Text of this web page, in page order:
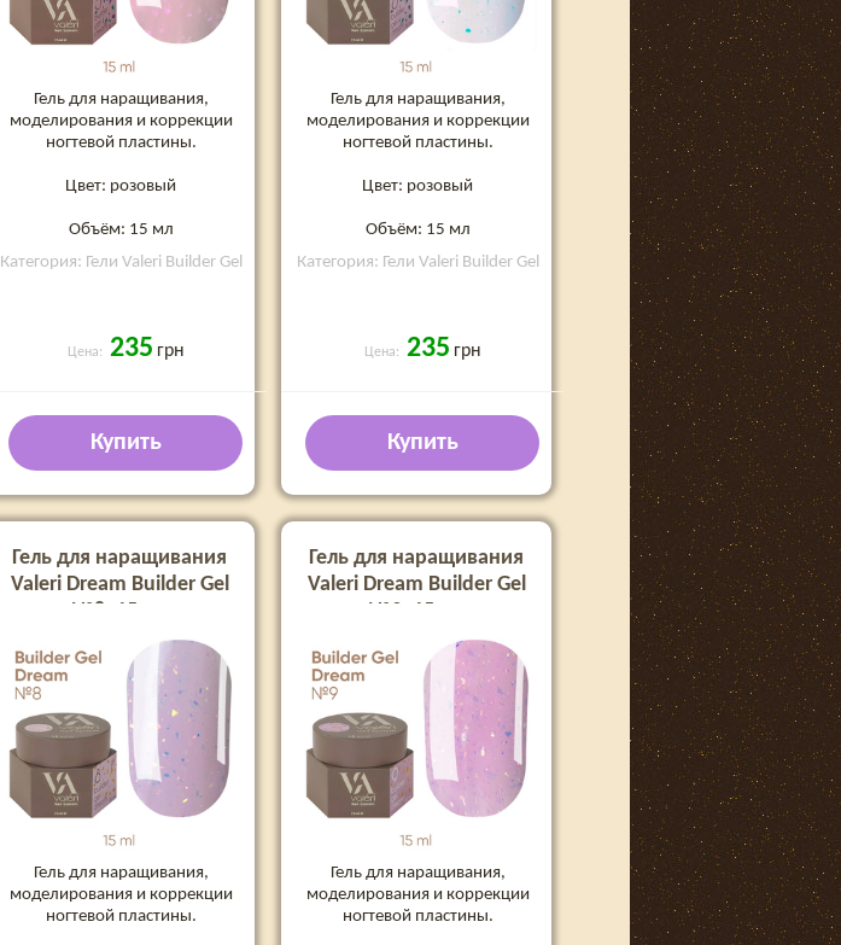
Гель для наращивания,
моделирования и коррекции
ногтевой пластины.
Цвет: розовый
Объём: 15 мл
Категория: Гели Valeri Builder Gel
Цена: 235 грн
Купить
Гель для наращивания,
моделирования и коррекции
ногтевой пластины.
Цвет: розовый
Объём: 15 мл
Категория: Гели Valeri Builder Gel
Цена: 235 грн
Купить
Гель для наращивания
Valeri Dream Builder Gel
№8, 15 мл
Гель для наращивания,
моделирования и коррекции
ногтевой пластины.
Гель для наращивания
Valeri Dream Builder Gel
№9, 15 мл
Гель для наращивания,
моделирования и коррекции
ногтевой пластины.